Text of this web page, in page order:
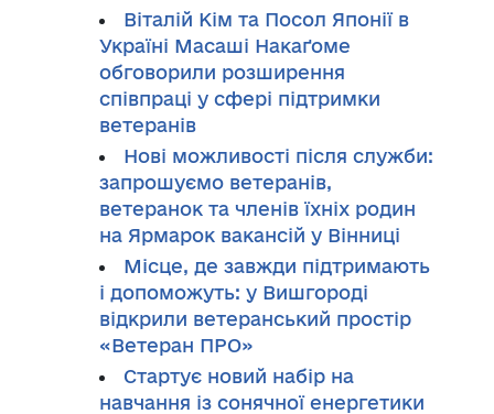
Віталій Кім та Посол Японії в
Україні Масаші Накаґоме
обговорили розширення
співпраці у сфері підтримки
ветеранів
Нові можливості після служби:
запрошуємо ветеранів,
ветеранок та членів їхніх родин
на Ярмарок вакансій у Вінниці
Місце, де завжди підтримають
і допоможуть: у Вишгороді
відкрили ветеранський простір
«Ветеран ПРО»
Стартує новий набір на
навчання із сонячної енергетики